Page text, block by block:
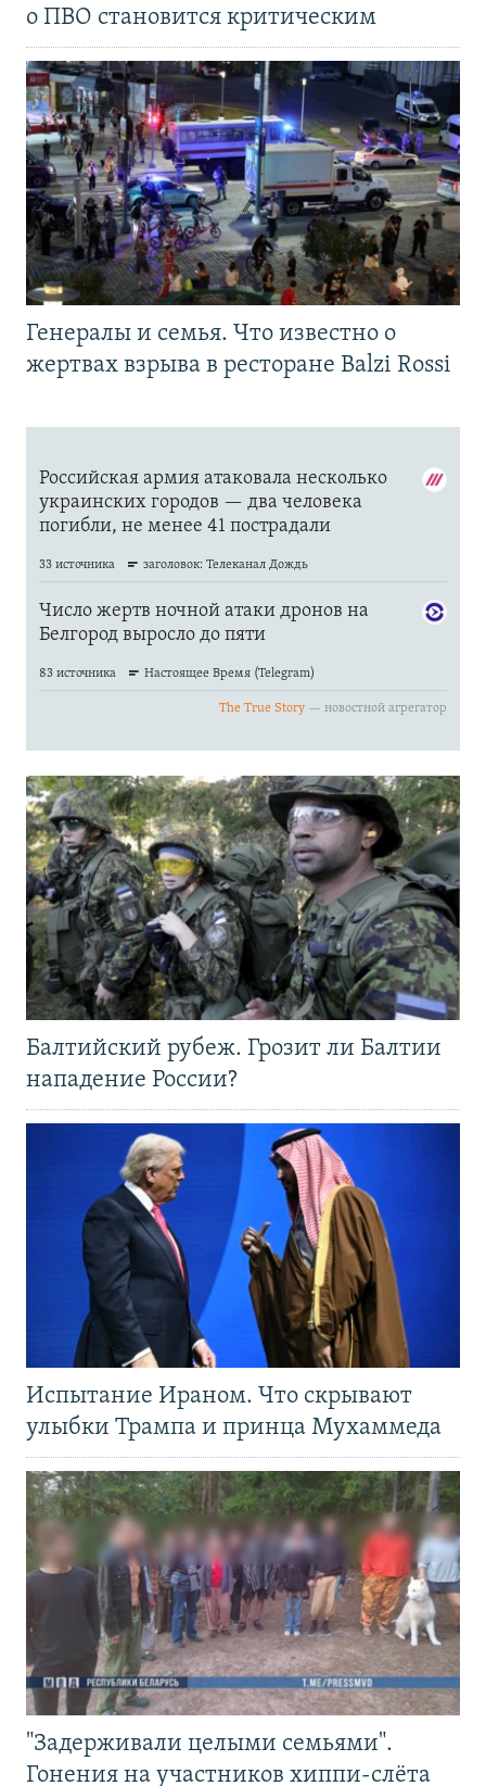
о ПВО становится критическим
Генералы и семья. Что известно о
жертвах взрыва в ресторане Balzi Rossi
Балтийский рубеж. Грозит ли Балтии
нападение России?
Испытание Ираном. Что скрывают
улыбки Трампа и принца Мухаммеда
"Задерживали целыми семьями".
Гонения на участников хиппи-слёта